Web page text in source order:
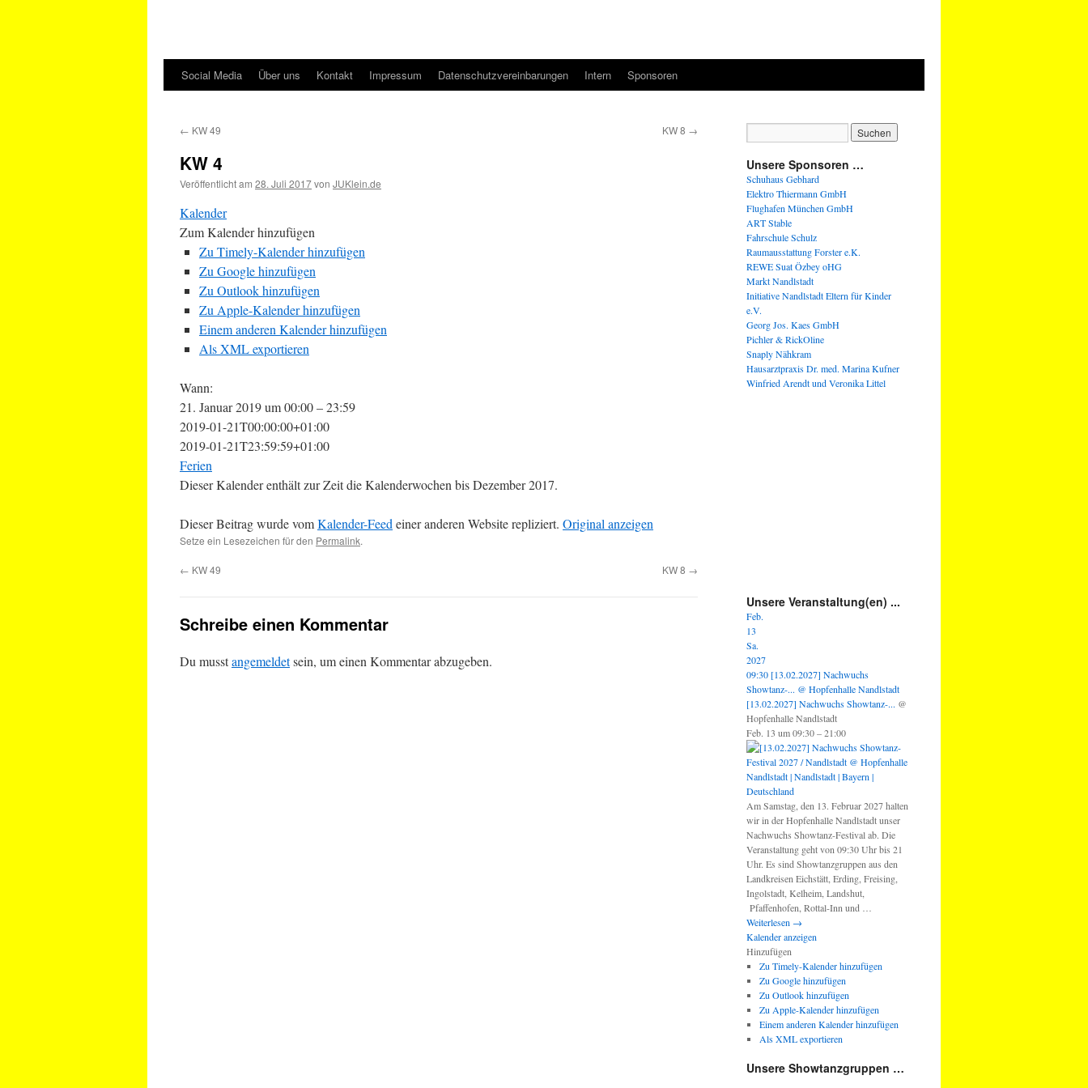
Social Media Über uns Kontakt Impressum Datenschutzvereinbarungen Intern Sponsoren
← KW 49 KW 8 →
KW 4
Veröffentlicht am 28. Juli 2017von JUKlein.de
Kalender
Zum Kalender hinzufügen
Zu Timely-Kalender hinzufügen
Zu Google hinzufügen
Zu Outlook hinzufügen
Zu Apple-Kalender hinzufügen
Einem anderen Kalender hinzufügen
Als XML exportieren
Wann:
21. Januar 2019 um 00:00 – 23:59
2019-01-21T00:00:00+01:00
2019-01-21T23:59:59+01:00
Ferien
Dieser Kalender enthält zur Zeit die Kalenderwochen bis Dezember 2017.
Dieser Beitrag wurde vomKalender-Feed einer anderen Website repliziert. Original anzeigen
Setze ein Lesezeichen für den Permalink.
← KW 49 KW 8 →
Schreibe einen Kommentar
Du musstangemeldetsein, um einen Kommentar abzugeben.
Unsere Sponsoren …
Schuhaus Gebhard
Elektro Thiermann GmbH
Flughafen München GmbH
ART Stable
Fahrschule Schulz
Raumausstattung Forster e.K.
REWE Suat Özbey oHG
Markt Nandlstadt
Initiative Nandlstadt Eltern für Kinder
e.V.
Georg Jos. Kaes GmbH
Pichler & RickOline
Snaply Nähkram
Hausarztpraxis Dr. med. Marina Kufner
Winfried Arendt und Veronika Littel
Unsere Veranstaltung(en) ...
Feb.
13
Sa.
2027
09:30 [13.02.2027] Nachwuchs
Showtanz-... @ Hopfenhalle Nandlstadt
[13.02.2027] Nachwuchs Showtanz-... @
Hopfenhalle Nandlstadt
Feb. 13 um 09:30 – 21:00
Am Samstag, den 13. Februar 2027 halten
wir in der Hopfenhalle Nandlstadt unser
Nachwuchs Showtanz-Festival ab. Die
Veranstaltung geht von 09:30 Uhr bis 21
Uhr. Es sind Showtanzgruppen aus den
Landkreisen Eichstätt, Erding, Freising,
Ingolstadt, Kelheim, Landshut,
Pfaffenhofen, Rottal-Inn und …
Weiterlesen →
Kalender anzeigen
Hinzufügen
Zu Timely-Kalender hinzufügen
Zu Google hinzufügen
Zu Outlook hinzufügen
Zu Apple-Kalender hinzufügen
Einem anderen Kalender hinzufügen
Als XML exportieren
Unsere Showtanzgruppen …